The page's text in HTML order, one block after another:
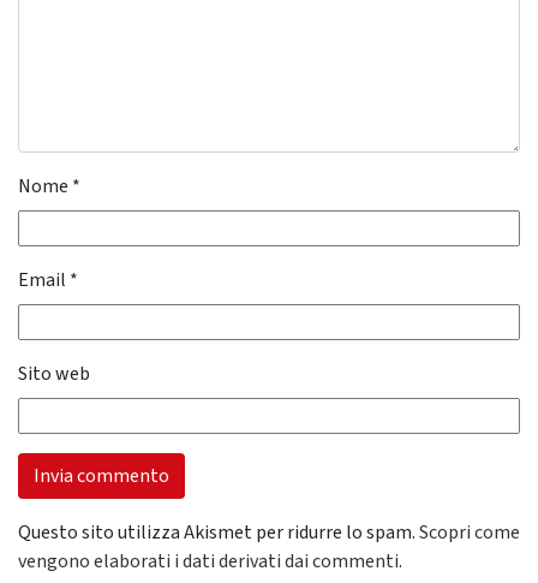
Nome *
Email *
Sito web
Questo sito utilizza Akismet per ridurre lo spam.Scopri come
vengono elaborati i dati derivati dai commenti.